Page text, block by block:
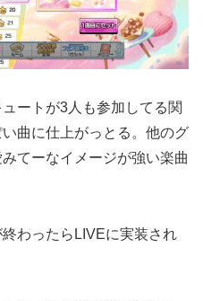
ートが3人も参加してる関
曲に仕上がっとる。他のグ
てーなイメージが強い楽曲
わったらLIVEに実装され